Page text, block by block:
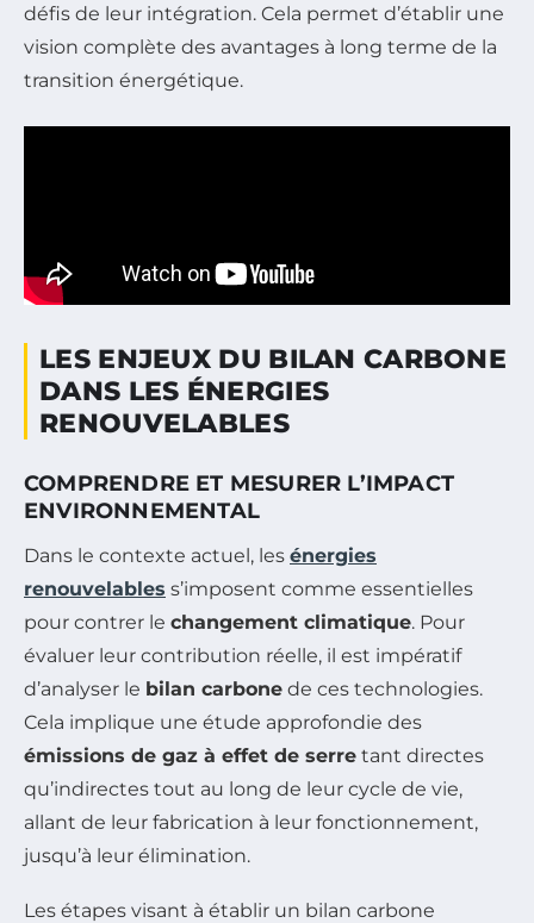
défis de leur intégration. Cela permet d’établir une
vision complète des avantages à long terme de la
transition énergétique.
LES ENJEUX DU BILAN CARBONE
DANS LES ÉNERGIES
RENOUVELABLES
COMPRENDRE ET MESURER L’IMPACT
ENVIRONNEMENTAL
Dans le contexte actuel, les énergies
renouvelables s’imposent comme essentielles
pour contrer le changement climatique. Pour
évaluer leur contribution réelle, il est impératif
d’analyser le bilan carbone de ces technologies.
Cela implique une étude approfondie des
émissions de gaz à effet de serre tant directes
qu’indirectes tout au long de leur cycle de vie,
allant de leur fabrication à leur fonctionnement,
jusqu’à leur élimination.
Les étapes visant à établir un bilan carbone